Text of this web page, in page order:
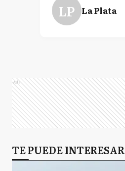
LP La Plata
Ads
TE PUEDE INTERESAR